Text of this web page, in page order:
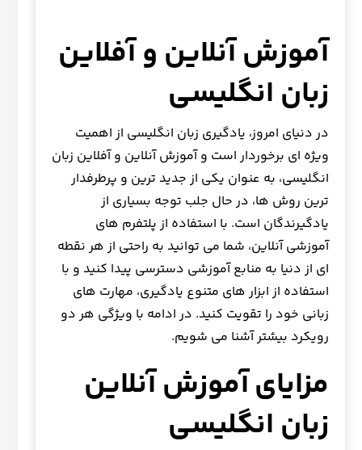
آموزش آنلاین و آفلاین
زبان انگلیسی
در دنیای امروز، یادگیری زبان انگلیسی از اهمیت
ویژه ای برخوردار است و آموزش آنلاین و آفلاین زبان
انگلیسی، به عنوان یکی از جدید ترین و پرطرفدار
ترین روش ها، در حال جلب توجه بسیاری از
یادگیرندگان است. با استفاده از پلتفرم های
آموزشی آنلاین، شما می توانید به راحتی از هر نقطه
ای از دنیا به منابع آموزشی دسترسی پیدا کنید و با
استفاده از ابزار های متنوع یادگیری، مهارت های
زبانی خود را تقویت کنید. در ادامه با ویژگی هر دو
رویکرد بیشتر آشنا می شویم.
مزایایآموزش آنلاین
زبان انگلیسی